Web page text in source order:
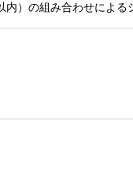
）の組み合わせによる